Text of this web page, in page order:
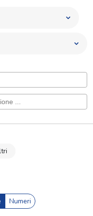
Numeri